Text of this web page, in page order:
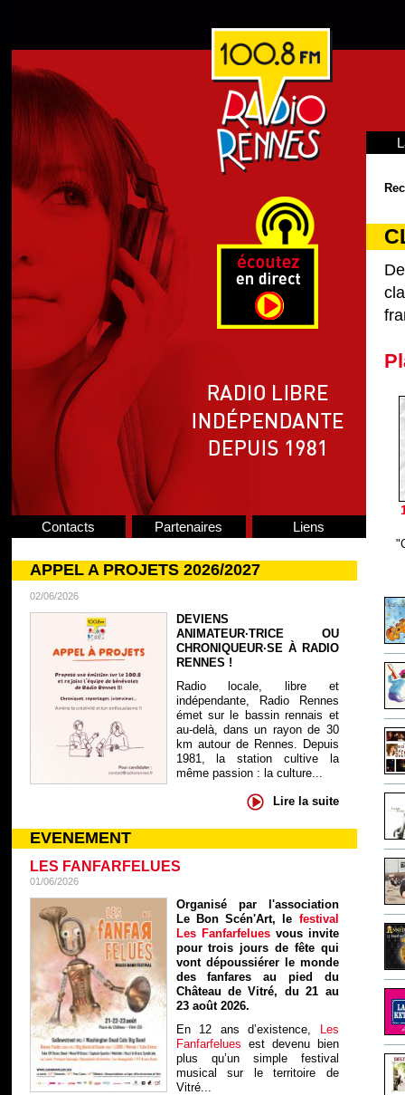
Contacts Partenaires Liens
APPEL A PROJETS 2026/2027
02/06/2026
DEVIENS
ANIMATEUR·TRICE OU
CHRONIQUEUR·SE À RADIO
RENNES !
Radio locale, libre et
indépendante, Radio Rennes
émet sur le bassin rennais et
au-delà, dans un rayon de 30
km autour de Rennes. Depuis
1981, la station cultive la
même passion : la culture...
Lire la suite
EVENEMENT
LES FANFARFELUES
01/06/2026
Organisé par l'association
Le Bon Scén'Art, le festival
Les Fanfarfelues vous invite
pour trois jours de fête qui
vont dépoussiérer le monde
des fanfares au pied du
Château de Vitré, du 21 au
23 août 2026.
En 12 ans d’existence, Les
Fanfarfelues est devenu bien
plus qu’un simple festival
musical sur le territoire de
Vitré...